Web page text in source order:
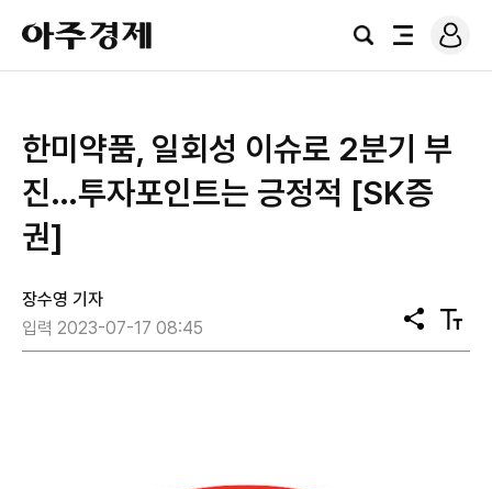
아
주
경
검
전
로
그
한미약품, 일회성 이슈로 2분기 부
진…투자포인트는 긍정적 [SK증
권]
장수영 기자
입력 2023-07-17 08:45
공
유
텍
스